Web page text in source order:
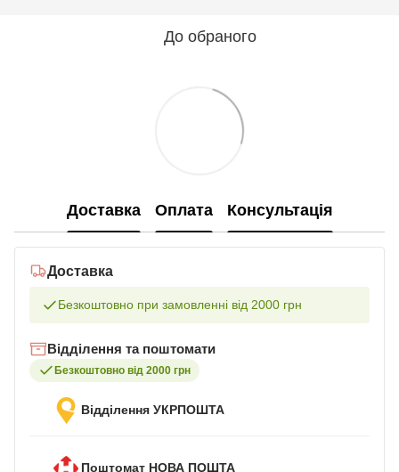
До обраного
Доставка Оплата Консультація
Доставка
Безкоштовно при замовленні від 2000 грн
Відділення та поштомати
Безкоштовно від 2000 грн
Відділення УКРПОШТА
Поштомат НОВА ПОШТА